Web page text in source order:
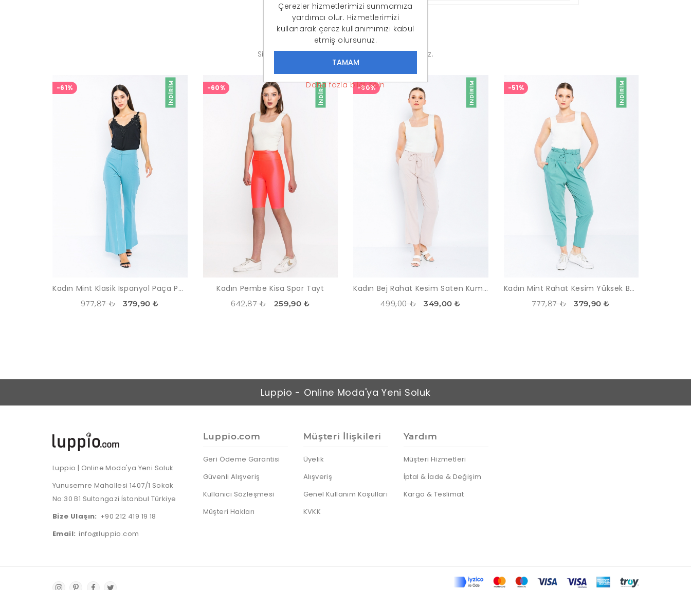
Benzer Ürünler
Sizler için seçtiğimiz ürünlere göz atabilirsiniz.
İNDIRIM
-61%
Kadın Mint Klasik İspanyol Paça Pantolon
977,87 ₺ 379,90 ₺
İNDIRIM
-60%
Kadın Pembe Kisa Spor Tayt
642,87 ₺ 259,90 ₺
İNDIRIM
-30%
Kadın Bej Rahat Kesim Saten Kumaş Pantolon
499,00 ₺ 349,00 ₺
İNDIRIM
-51%
Kadın Mint Rahat Kesim Yüksek Bel Pantolon
777,87 ₺ 379,90 ₺
Luppio - Online Moda'ya Yeni Soluk
Luppio | Online Moda'ya Yeni Soluk
Yunusemre Mahallesi 1407/1 Sokak
No:30 B1 Sultangazi İstanbul Türkiye
Bize Ulaşın: +90 212 419 19 18
Email: info@luppio.com
Luppio.com
Geri Ödeme Garantisi
Güvenli Alışveriş
Kullanıcı Sözleşmesi
Müşteri Hakları
Müşteri İlişkileri
Üyelik
Alışveriş
Genel Kullanım Koşulları
KVKK
Yardım
Müşteri Hizmetleri
İptal & İade & Değişim
Kargo & Teslimat
Çerezler hizmetlerimizi sunmamıza
yardımcı olur. Hizmetlerimizi
kullanarak çerez kullanımımızı kabul
etmiş olursunuz.
Daha fazla bilgi edin